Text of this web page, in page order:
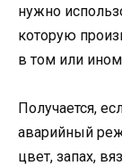
нужно
которую
в том или
Получается,
аварийный
цвет, запах,